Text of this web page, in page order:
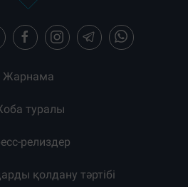
Жарнама
туралы
релиздер
қолдану тәртібі